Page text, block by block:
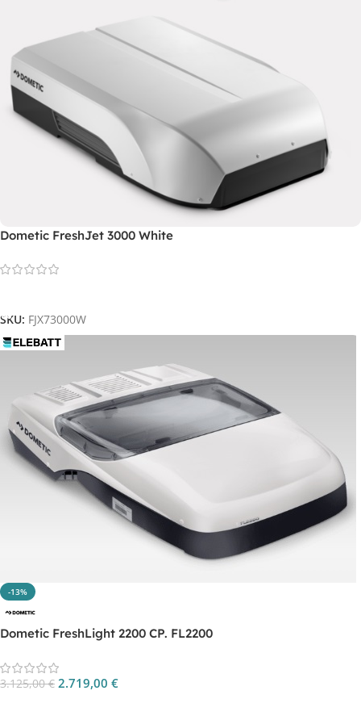
Dometic FreshJet 3000 White
SKU: FJX73000W
-13%
Dometic FreshLight 2200 CP. FL2200
3.125,00€ 2.719,00 €